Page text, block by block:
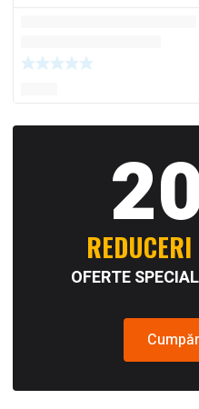
OFERTE